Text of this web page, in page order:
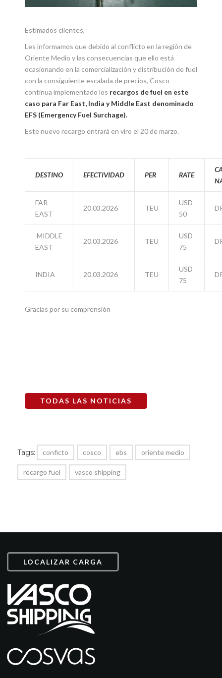
Estimados clientes,
Les informamos que debido al conflicto en la región de
Oriente Medio y las consecuencias que ello está
ocasionando en la comercialización y distribución de fuel
con la consiguiente escalada de precios, Cosco
continua implementado los recargos de fuel en este
caso para Far East, India y Middle East denominado
EFS (Emergency Fuel Surchage).
Este nuevo recargo entrará en viro el 20 de marzo.
DESTINO EFECTIVIDAD PER RATE
FAR
EAST
20.03.2026 TEU
USD
50
MIDDLE
EAST
20.03.2026 TEU
USD
75
INDIA 20.03.2026 TEU
USD
75
Gracias por su comprensión
TODAS LAS NOTICIAS
Tags: conficto cosco ebs oriente medio
recargo fuel vasco shipping
LOCALIZAR CARGA